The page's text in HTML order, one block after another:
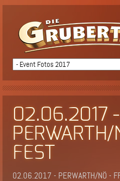
02.06.2017 -
FEST
02.06.2017 - PERWARTH/NÖ -